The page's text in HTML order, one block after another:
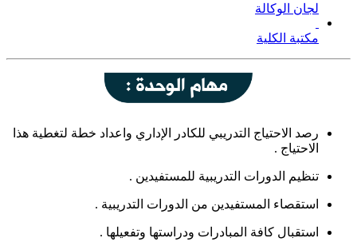
لجان الوكالة
مكتبة الكلية
رصد الاحتياج التدريبي للكادر الإداري واعداد خطة لتغطية هذا
الاحتياج .
تنظيم الدورات التدريبية للمستفيدين .
استقصاء المستفيدين من الدورات التدريبية .
استقبال كافة المبادرات ودراستها وتفعيلها .